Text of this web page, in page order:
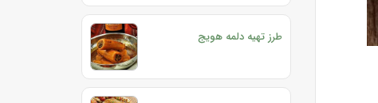
طرز تهیه دلمه هویج